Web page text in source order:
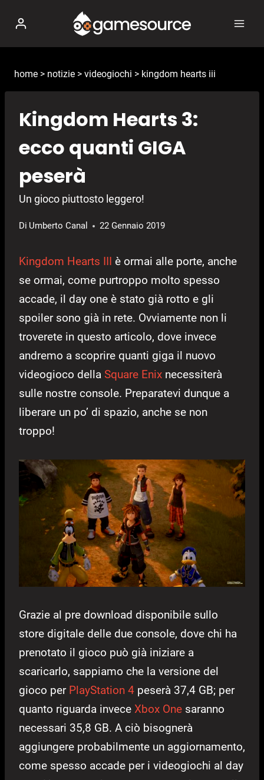
contenuto
home > notizie > videogiochi > kingdom hearts iii
Kingdom Hearts 3:
ecco quanti GIGA
peserà
Un gioco piuttosto leggero!
Di Umberto Canal 22 Gennaio 2019
Kingdom Hearts III è ormai alle porte, anche
se ormai, come purtroppo molto spesso
accade, il day one è stato già rotto e gli
spoiler sono già in rete. Ovviamente non li
troverete in questo articolo, dove invece
andremo a scoprire quanti giga il nuovo
videogioco della Square Enix necessiterà
sulle nostre console. Preparatevi dunque a
liberare un po’ di spazio, anche se non
troppo!
Grazie al pre download disponibile sullo
store digitale delle due console, dove chi ha
prenotato il gioco può già iniziare a
scaricarlo, sappiamo che la versione del
gioco per PlayStation 4 peserà 37,4 GB; per
quanto riguarda invece Xbox One saranno
necessari 35,8 GB. A ciò bisognerà
aggiungere probabilmente un aggiornamento,
come spesso accade per i videogiochi al day